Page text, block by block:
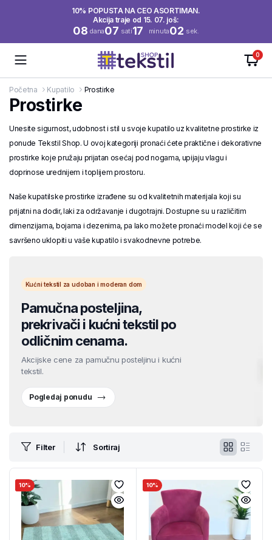
10% POPUSTA NA CEO ASORTIMAN.
Akcija traje od 15. 07. još:
08 dana07 sati17 minuta01 sek.
0
Početna Kupatilo Prostirke
Prostirke
Unesite sigurnost, udobnost i stil u svoje kupatilo uz kvalitetne prostirke iz
ponude Tekstil Shop. U ovoj kategoriji pronaći ćete praktične i dekorativne
prostirke koje pružaju prijatan osećaj pod nogama, upijaju vlagu i
doprinose urednijem i toplijem prostoru.
Naše kupatilske prostirke izrađene su od kvalitetnih materijala koji su
prijatni na dodir, laki za održavanje i dugotrajni. Dostupne su u različitim
dimenzijama, bojama i dezenima, pa lako možete pronaći model koji će se
savršeno uklopiti u vaše kupatilo i svakodnevne potrebe.
Kućni tekstil za udoban i moderan dom
Pamučna posteljina,
prekrivači i kućni tekstil po
odličnim cenama.
Akcijske cene za pamučnu posteljinu i kućni
tekstil.
Pogledaj ponudu
Filter Sortiraj
10% 10%